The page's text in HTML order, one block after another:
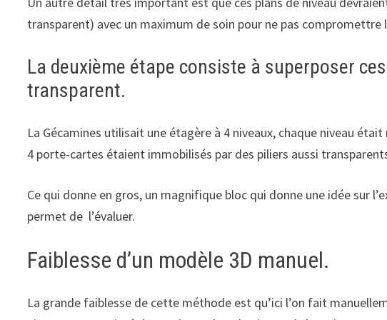
transparent) avec un maximum de soin pour ne pas compromettre
La deuxième étape consiste à superposer
transparent.
La Gécamines utilisait une étagère à 4 niveaux, chaque niveau
4 porte-cartes étaient immobilisés par des piliers aussi
Ce qui donne en gros, un magnifique bloc qui donne une idée sur
permet de l’évaluer.
Faiblesse d’un modèle 3D manuel.
La grande faiblesse de cette méthode est qu’ici l’on fait